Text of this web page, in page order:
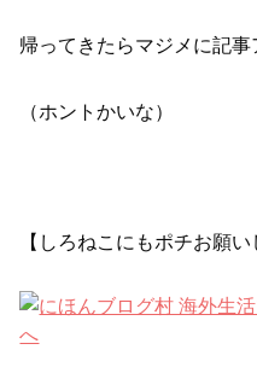
帰ってきたらマジメに記事
（ホントかいな）
【しろねこにもポチお願い